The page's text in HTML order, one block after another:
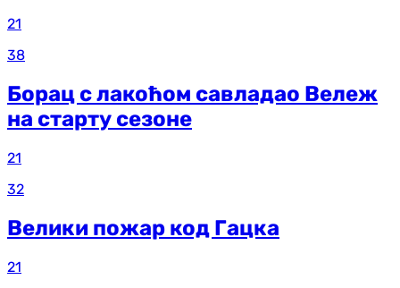
21
38
Борац с лакоћом савладао Вележ
на старту сезоне
21
32
Велики пожар код Гацка
21